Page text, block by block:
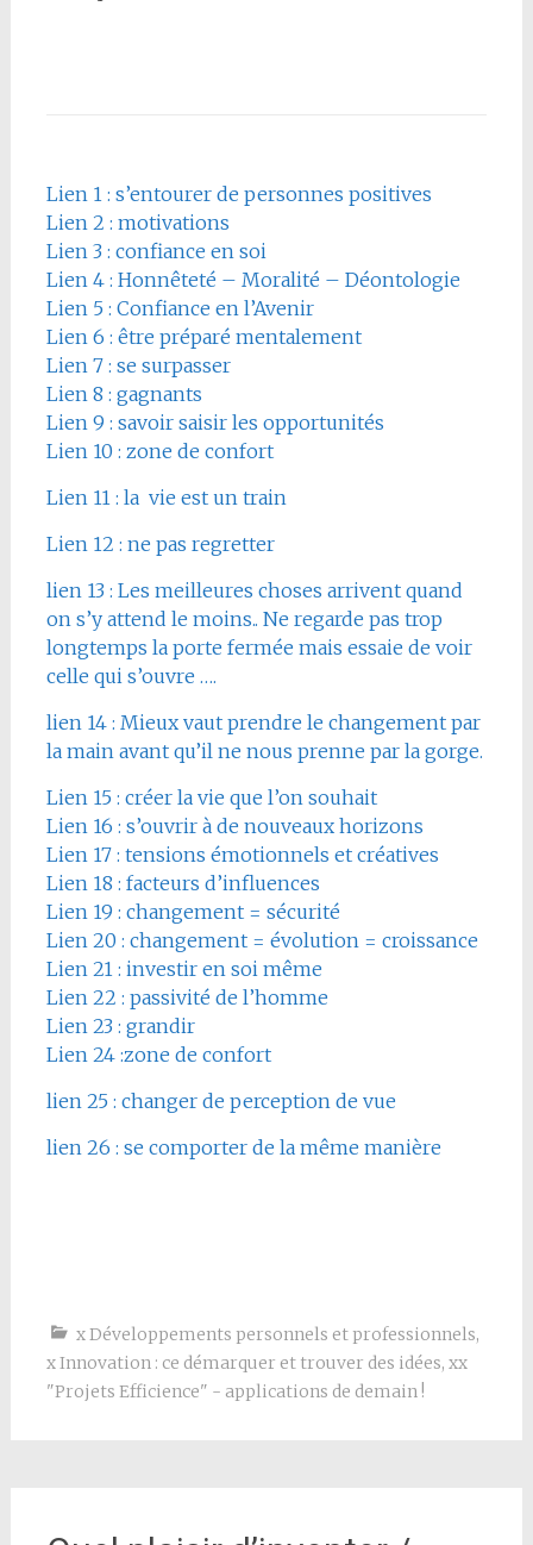
Lien 1 : s’entourer de personnes positives
Lien 2 : motivations
Lien 3 : confiance en soi
Lien 4 : Honnêteté – Moralité – Déontologie
Lien 5 : Confiance en l’Avenir
Lien 6 : être préparé mentalement
Lien 7 : se surpasser
Lien 8 : gagnants
Lien 9 : savoir saisir les opportunités
Lien 10 : zone de confort
Lien 11 : la vie est un train
Lien 12 : ne pas regretter
lien 13 : Les meilleures choses arrivent quand
on s’y attend le moins.. Ne regarde pas trop
longtemps la porte fermée mais essaie de voir
celle qui s’ouvre ….
lien 14 : Mieux vaut prendre le changement par
la main avant qu’il ne nous prenne par la gorge.
Lien 15 : créer la vie que l’on souhait
Lien 16 : s’ouvrir à de nouveaux horizons
Lien 17 : tensions émotionnels et créatives
Lien 18 : facteurs d’influences
Lien 19 : changement = sécurité
Lien 20 : changement = évolution = croissance
Lien 21 : investir en soi même
Lien 22 : passivité de l’homme
Lien 23 : grandir
Lien 24 :zone de confort
lien 25 : changer de perception de vue
lien 26 : se comporter de la même manière
x Développements personnels et professionnels,
x Innovation : ce démarquer et trouver des idées, xx
"Projets Efficience" - applications de demain !